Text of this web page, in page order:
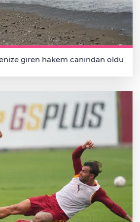
giren hakem canından oldu